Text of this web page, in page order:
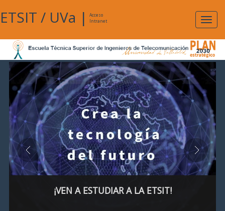
ETSIT / UVa |
Acceso
Intranet
¡VEN A ESTUDIAR A LA ETSIT!